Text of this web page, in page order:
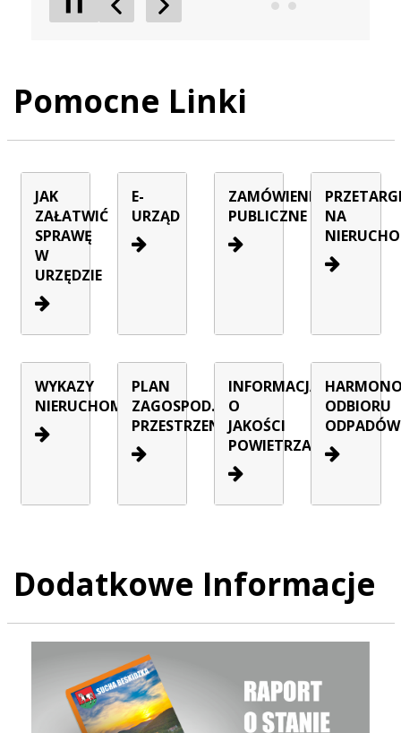
Poprzedni Element
Następny Element
Pomocne Linki
JAK
ZAŁATWIĆ
SPRAWĘ
W
URZĘDZIE
E-
URZĄD
ZAMÓWIENIA
PUBLICZNE
NA
WYKAZY
NIERUCHOMOŚCI
PLAN
ZAGOSPOD.
PRZESTRZENNEGO
INFORMACJA
O
JAKOŚCI
POWIETRZA
ODBIORU
ODPADÓW
Dodatkowe Informacje